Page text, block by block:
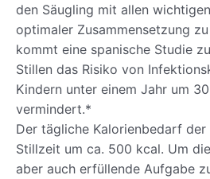
den Säugling mit allen
optimaler Zusammensetzung
kommt eine spanische Studie
Stillen das Risiko von
Kindern unter einem Jahr um
vermindert.*
Der tägliche Kalorienbedarf
Stillzeit um ca. 500 kcal. Um
aber auch erfüllende Aufgabe